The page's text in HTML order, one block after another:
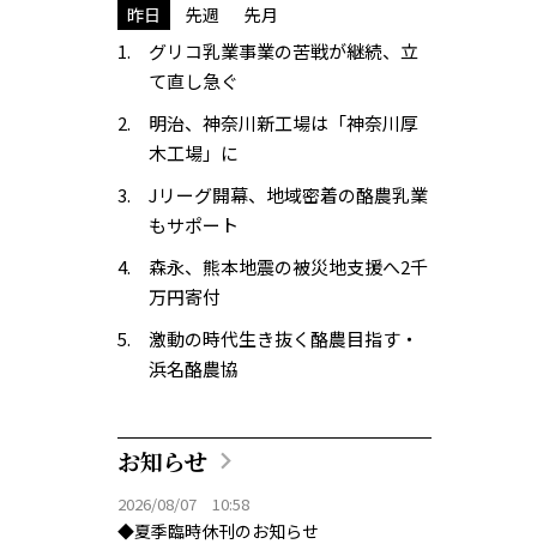
昨日 先週 先月
グリコ乳業事業の苦戦が継続、立
て直し急ぐ
明治、神奈川新工場は「神奈川厚
木工場」に
Jリーグ開幕、地域密着の酪農乳業
もサポート
森永、熊本地震の被災地支援へ2千
万円寄付
激動の時代生き抜く酪農目指す・
浜名酪農協
お知らせ
2026/08/07 10:58
◆夏季臨時休刊のお知らせ